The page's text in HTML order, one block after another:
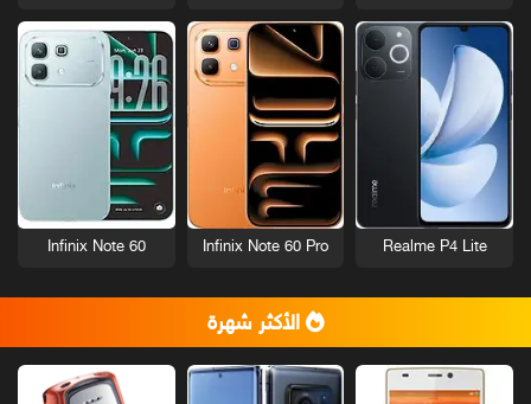
Realme P4 Lite
Infinix Note 60 Pro
Infinix Note 60
الأكثر شهرة